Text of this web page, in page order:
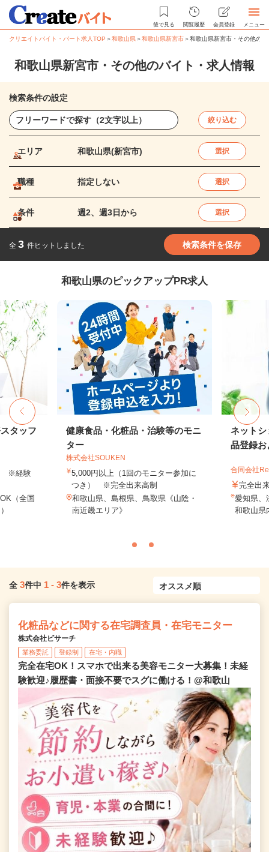
後で見る 閲覧履歴 会員登録 メニュー
クリエイトバイト・パート求人TOP ＞和歌山県＞和歌山県新宮市＞和歌山県新宮市・その他の
和歌山県新宮市・その他のバイト・求人情報
検索条件の設定
絞り込む
エリア 和歌山県(新宮市) 選択
職種 指定しない 選択
条件 週2、週3日から 選択
全 3 件ヒットしました 検索条件を保存
和歌山県のピックアップPR求人
タッフ
※経験
（全国
健康食品・化粧品・治験等のモニ
ター
株式会社SOUKEN
5,000円以上（1回のモニター参加に
つき） ※完全出来高制
和歌山県、島根県、鳥取県《山陰・
南近畿エリア》
ネットシ
品登録お
合同会社
完全出
愛知県、
和歌山
全 3件中 1 - 3件を表示
化粧品などに関する在宅調査員・在宅モニター
株式会社ビサーチ
業務委託 登録制 在宅・内職
完全在宅OK！スマホで出来る美容モニター大募集！未経
験歓迎♪履歴書・面接不要でスグに働ける！@和歌山